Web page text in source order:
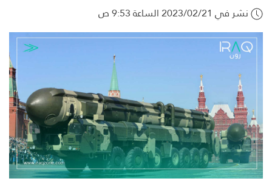
نشر في 2023/02/21 الساعة 9:53 ص